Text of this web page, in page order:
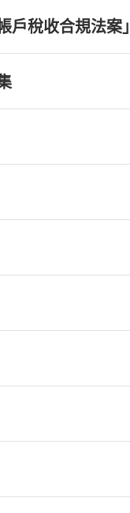
戶稅收合規法案」